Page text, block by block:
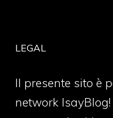
LEGAL
Il presente sito è
network